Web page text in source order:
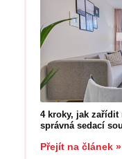
4 kroky, jak zařídit
správná sedací
Přejít na článek »